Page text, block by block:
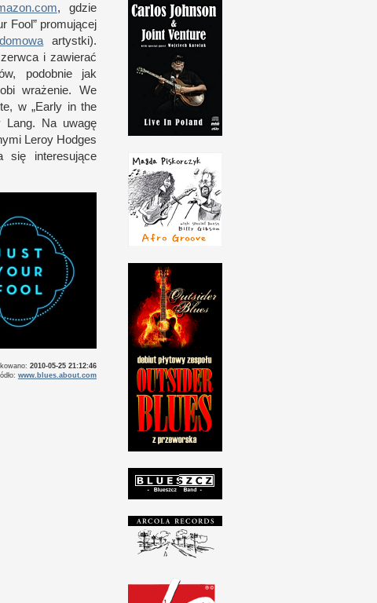
, gdzie
Fool” promującej
domowa artystki).
i zawierać
podobnie jak
wrażenie. We
w „Early in the
Lang. Na uwagę
Leroy Hodges
się interesujące
2010-05-25 21:12:46
www.blues.about.com